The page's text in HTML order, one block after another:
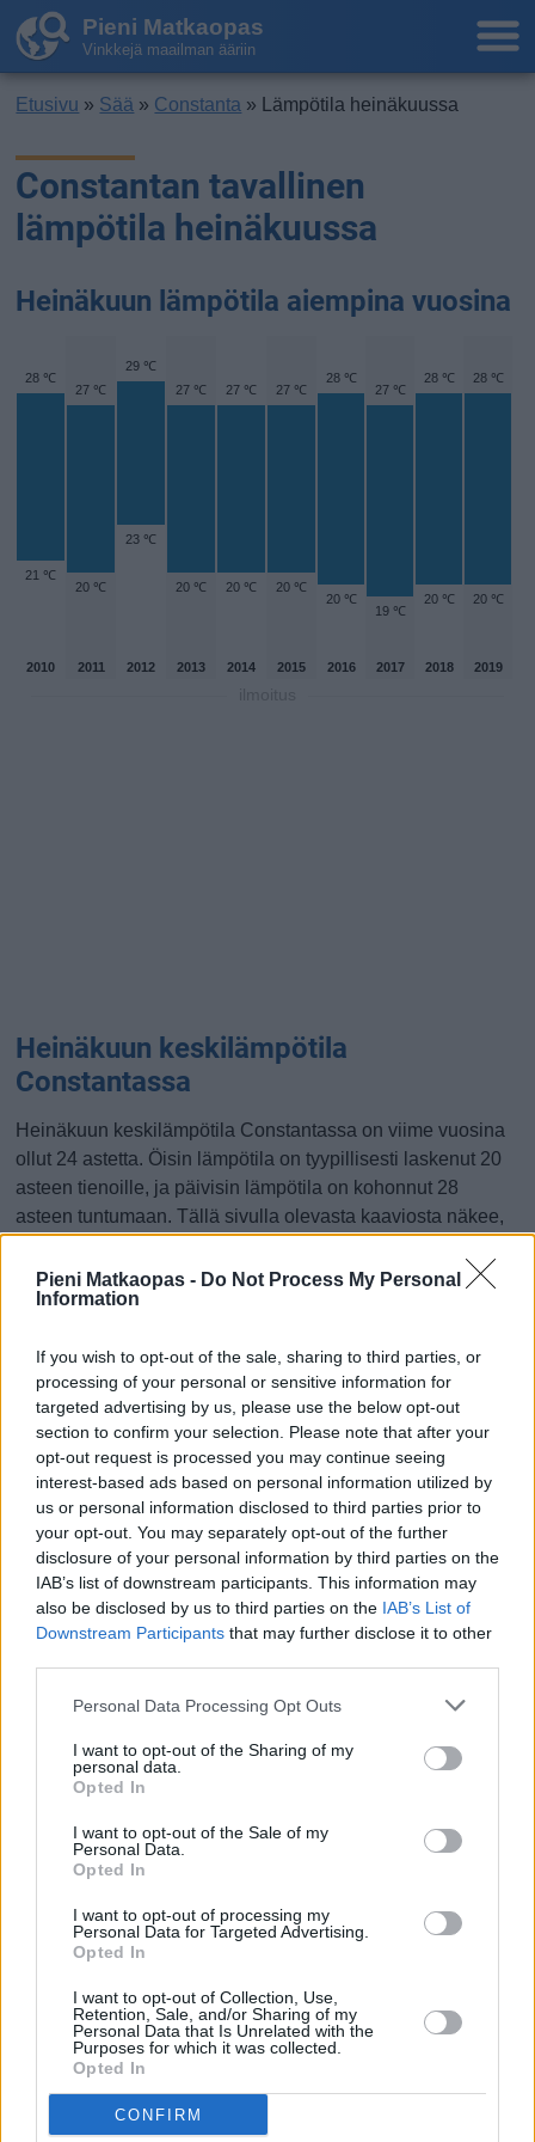
Pieni Matkaopas - Do Not Process My Personal
Information
If you wish to opt-out of the sale, sharing to third parties, or
processing of your personal or sensitive information for
targeted advertising by us, please use the below opt-out
section to confirm your selection. Please note that after your
opt-out request is processed you may continue seeing
interest-based ads based on personal information utilized by
us or personal information disclosed to third parties prior to
your opt-out. You may separately opt-out of the further
disclosure of your personal information by third parties on the
IAB’s list of downstream participants. This information may
also be disclosed by us to third parties on the IAB’s List of
Downstream Participants that may further disclose it to other
Personal Data Processing Opt Outs
I want to opt-out of the Sharing of my
personal data.
Opted In
I want to opt-out of the Sale of my
Personal Data.
Opted In
I want to opt-out of processing my
Personal Data for Targeted Advertising.
Opted In
I want to opt-out of Collection, Use,
Retention, Sale, and/or Sharing of my
Personal Data that Is Unrelated with the
Purposes for which it was collected.
Opted In
CONFIRM
Pieni Matkaopas
Vinkkejä maailman ääriin
Etusivu » Sää » Constanta » Lämpötila heinäkuussa
Constantan tavallinen
lämpötila heinäkuussa
Heinäkuun lämpötila aiempina vuosina
28 ℃
21 ℃
27 ℃
20 ℃
29 ℃
23 ℃
27 ℃
20 ℃
27 ℃
20 ℃
27 ℃
20 ℃
28 ℃
20 ℃
27 ℃
19 ℃
28 ℃
20 ℃
28 ℃
20 ℃
2010 2011 2012 2013 2014 2015 2016 2017 2018 2019
Heinäkuun keskilämpötila
Constantassa
Heinäkuun keskilämpötila Constantassa on viime vuosina
ollut 24 astetta. Öisin lämpötila on tyypillisesti laskenut 20
asteen tienoille, ja päivisin lämpötila on kohonnut 28
asteen tuntumaan. Tällä sivulla olevasta kaaviosta näkee,
heinäkuussa viime vuosina ja vaihteluväli, jolla lämpötila
tavallisina päivinä on minäkin vuonna liikkunut.
Hetkellisesti Constantassa on silti koettu tätäkin kylmempiä
ja lämpimämpiä heinäkuisia päiviä. Esimerkiksi vuoden
2011 heinäkuussa lämpötila käväisi alimmillaan 14
asteessa ja toisaalta samassa heinäkuussa hätyyteltiin
eräänä poikkeuksellisen lämpimänä päivänä 34 asteen
lukemia.
Entä muut kuukaudet? Miten lämmintä
Constantassa on ollut...
Tammikuussa Helmikuussa Maaliskuussa
Huhtikuussa Toukokuussa Kesäkuussa
Elokuussa
Lokakuussa Marraskuussa
Kiinnostavatko sademäärät?
Katso miten paljon
Heinäkuun keskilämpötila
Constantassa 10 vuoden
tarkastelujaksolla
Mikä on Constantan tavanomainen lämpötila heinäkuussa.
Vuosi
Vuorokauden
lämpötila